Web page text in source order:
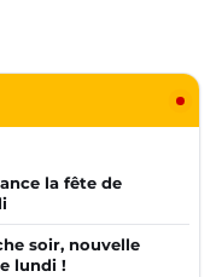
la fête de
soir, nouvelle
lundi !